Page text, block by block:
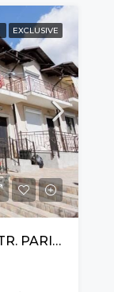
EXCLUSIVE
TOWNHOUSE ÎN 3 NIVELE, STR. PARIS, BUIUCANI